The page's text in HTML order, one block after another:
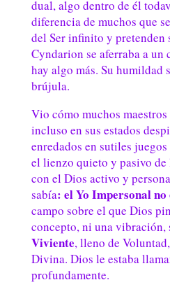
dual, algo dentro de él
diferencia de muchos que
del Ser infinito y pretenden
Cyndarion se aferraba a un
hay algo más. Su humildad
brújula.
Vio cómo muchos
incluso en sus estados
enredados en sutiles
el lienzo quieto y pasivo
con el Dios activo y
sabía: el Yo Impersonal
campo sobre el que Dios
concepto, ni una vibración,
Viviente, lleno de
Divina. Dios le estaba
profundamente.